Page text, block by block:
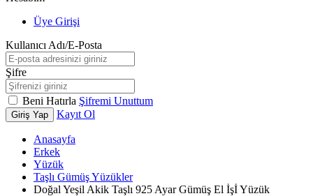
Üye Girişi
Kullanıcı Adı/E-Posta
Şifre
Beni Hatırla Şifremi Unuttum
Giriş Yap Kayıt Ol
Anasayfa
Erkek
Yüzük
Taşlı Gümüş Yüzükler
Doğal Yeşil Akik Taşlı 925 Ayar Gümüş El İşİ Yüzük